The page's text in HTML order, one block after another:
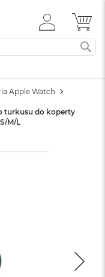
ZALOGUJ
SIĘ
Apple Watch
turkusu do koperty
M/L